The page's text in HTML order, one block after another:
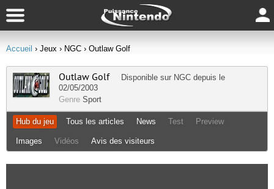
Accueil › Jeux › NGC › Outlaw Golf
Outlaw Golf Disponible sur NGC depuis le
02/05/2003
Genre Sport
Hub du jeu Tous les articles News Test Preview
Images Vidéos Avis des visiteurs